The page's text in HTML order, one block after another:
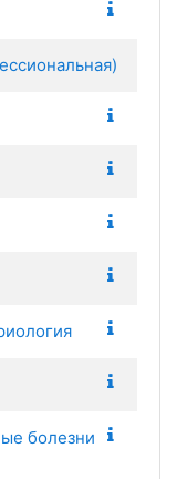
болезни